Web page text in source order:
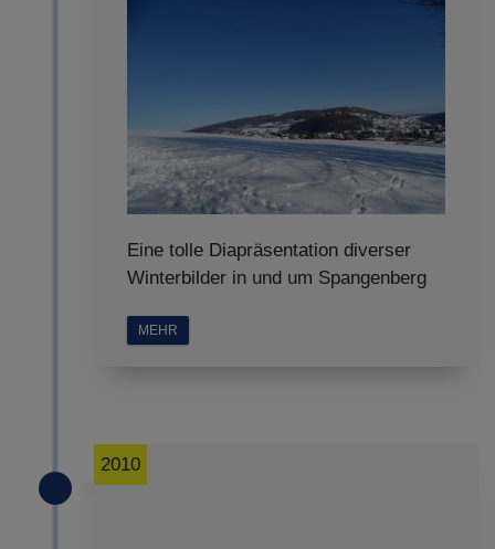
Eine tolle Diapräsentation diverser
Winterbilder in und um Spangenberg
MEHR
2010